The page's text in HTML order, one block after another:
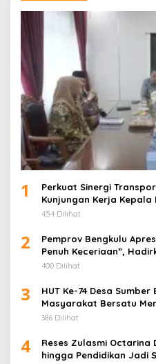
1
Perkuat Sinergi
Kunjungan Kerja Kepala
454 Dilihat
2
Pemprov Bengkulu
Penuh Keceriaan”,
Puluhan Anak Panti
400 Dilihat
3
HUT Ke-74 Desa
Masyarakat Bersatu
386 Dilihat
4
Reses Zulasmi Octarina
hingga Pendidikan Jadi